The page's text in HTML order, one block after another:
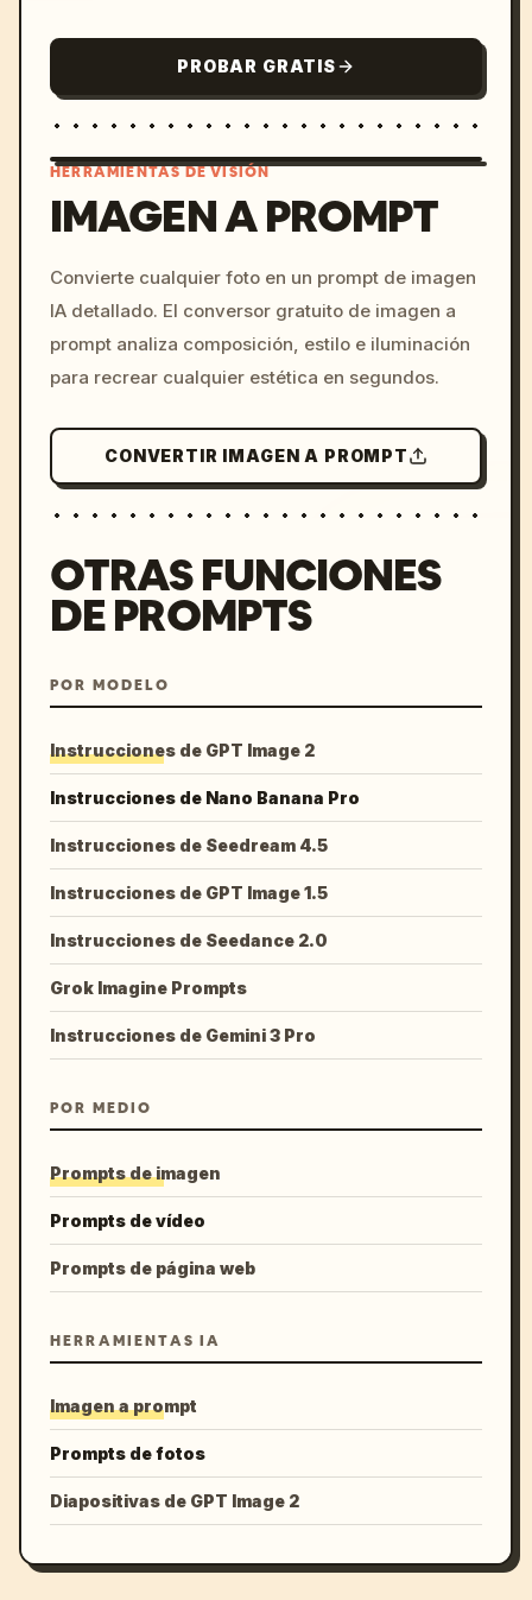
PROBAR GRATIS
c, cyberpunk sunset, neon
colors, 8k --v 6.0
HERRAMIENTAS DE VISIÓN
IMAGEN A PROMPT
Convierte cualquier foto en un prompt de imagen
IA detallado. El conversor gratuito de imagen a
prompt analiza composición, estilo e iluminación
para recrear cualquier estética en segundos.
CONVERTIR IMAGEN A PROMPT
OTRAS FUNCIONES
DE PROMPTS
POR MODELO
Instrucciones de GPT Image 2
Instrucciones de Nano Banana Pro
Instrucciones de Seedream 4.5
Instrucciones de GPT Image 1.5
Instrucciones de Seedance 2.0
Grok Imagine Prompts
Instrucciones de Gemini 3 Pro
POR MEDIO
Prompts de imagen
Prompts de vídeo
Prompts de página web
HERRAMIENTAS IA
Imagen a prompt
Prompts de fotos
Diapositivas de GPT Image 2